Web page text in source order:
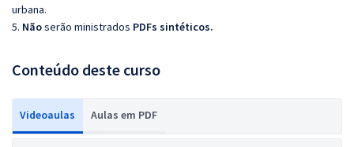
urbana.
5. Nãoserão ministrados PDFs sintéticos.
Conteúdo deste curso
Videoaulas Aulas em PDF